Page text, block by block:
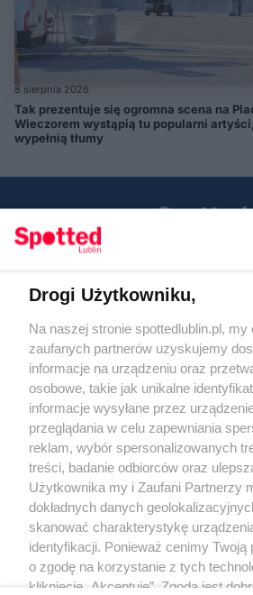
8 sierpnia 2026
Tak prezentuje się ogromna scena na
Wieczorem wystąpią tu popularni
wypełnią tłumy
KATEGORIE
OGŁOSZENIA
WYDARZENIA
NA SKRÓTY
Regulamin
Polityka prywatności
RODO
Warunki korzystania z treści
Drogi Użytkowniku,
Na naszej stronie spottedlublin.pl,
zaufanych partnerów uzyskujemy
informacje na urządzeniu oraz
osobowe, takie jak unikalne
informacje wysyłane przez
przeglądania w celu zapewniania
reklam, wybór spersonalizowanych
treści, badanie odbiorców oraz
Użytkownika my i Zaufani Partnerzy
dokładnych danych
skanować charakterystykę
identyfikacji. Ponieważ cenimy
o zgodę na korzystanie z tych
kliknięcie „Akceptuję”. Zgoda jest